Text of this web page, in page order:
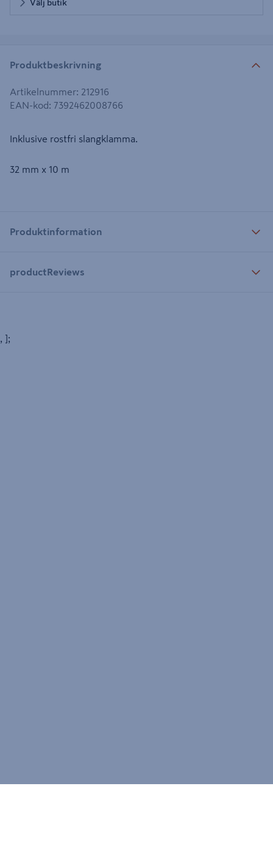
Välj butik
Produktbeskrivning
Artikelnummer: 212916
EAN-kod: 7392462008766
Inklusive rostfri slangklamma.
32 mm x 10 m
Produktinformation
productReviews
, ];